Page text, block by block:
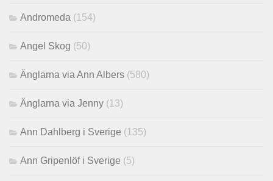
Andromeda (154)
Angel Skog (50)
Änglarna via Ann Albers (580)
Änglarna via Jenny (13)
Ann Dahlberg i Sverige (135)
Ann Gripenlöf i Sverige (5)